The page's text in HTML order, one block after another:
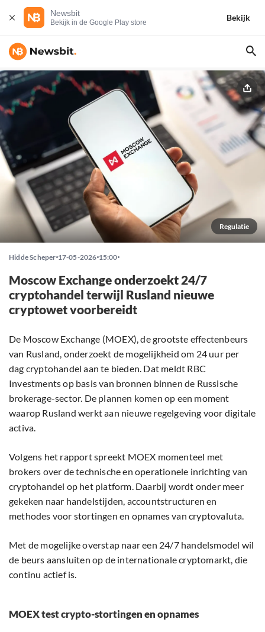
Newsbit
Bekijk in de Google Play store
Bekijk
Regulatie
Hidde Scheper 17-05-2026 15:00
Moscow Exchange onderzoekt 24/7
cryptohandel terwijl Rusland nieuwe
cryptowet voorbereidt
De Moscow Exchange (MOEX), de grootste effectenbeurs
van Rusland, onderzoekt de mogelijkheid om 24 uur per
dag cryptohandel aan te bieden. Dat meldt RBC
Investments op basis van bronnen binnen de Russische
brokerage-sector. De plannen komen op een moment
waarop Rusland werkt aan nieuwe regelgeving voor digitale
activa.
Volgens het rapport spreekt MOEX momenteel met
brokers over de technische en operationele inrichting van
cryptohandel op het platform. Daarbij wordt onder meer
gekeken naar handelstijden, accountstructuren en
methodes voor stortingen en opnames van cryptovaluta.
Met de mogelijke overstap naar een 24/7 handelsmodel wil
de beurs aansluiten op de internationale cryptomarkt, die
continu actief is.
MOEX test crypto-stortingen en opnames